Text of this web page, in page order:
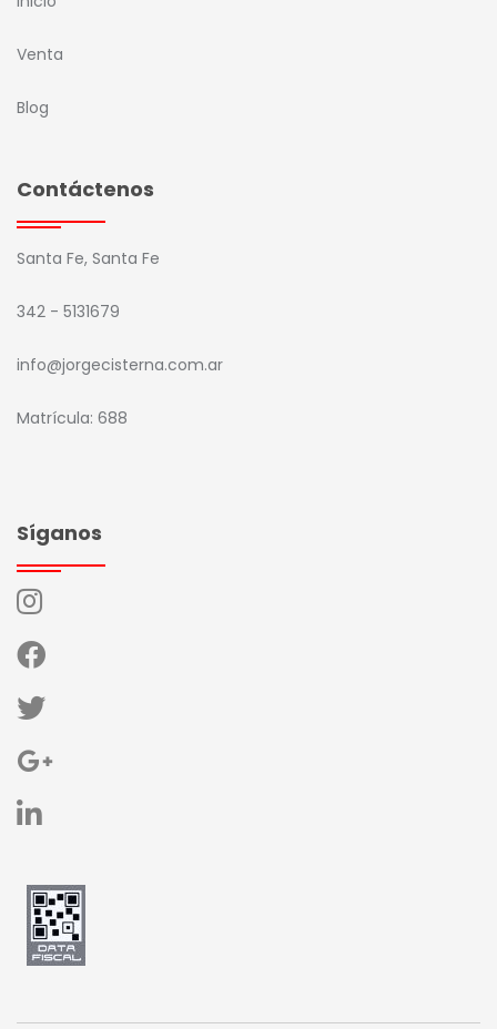
Venta
Blog
Contáctenos
Santa Fe, Santa Fe
342 - 5131679
info@jorgecisterna.com.ar
Matrícula: 688
Síganos